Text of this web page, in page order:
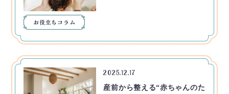
お役立ちコラム
2025.12.17
産前から整える“赤ちゃんのた